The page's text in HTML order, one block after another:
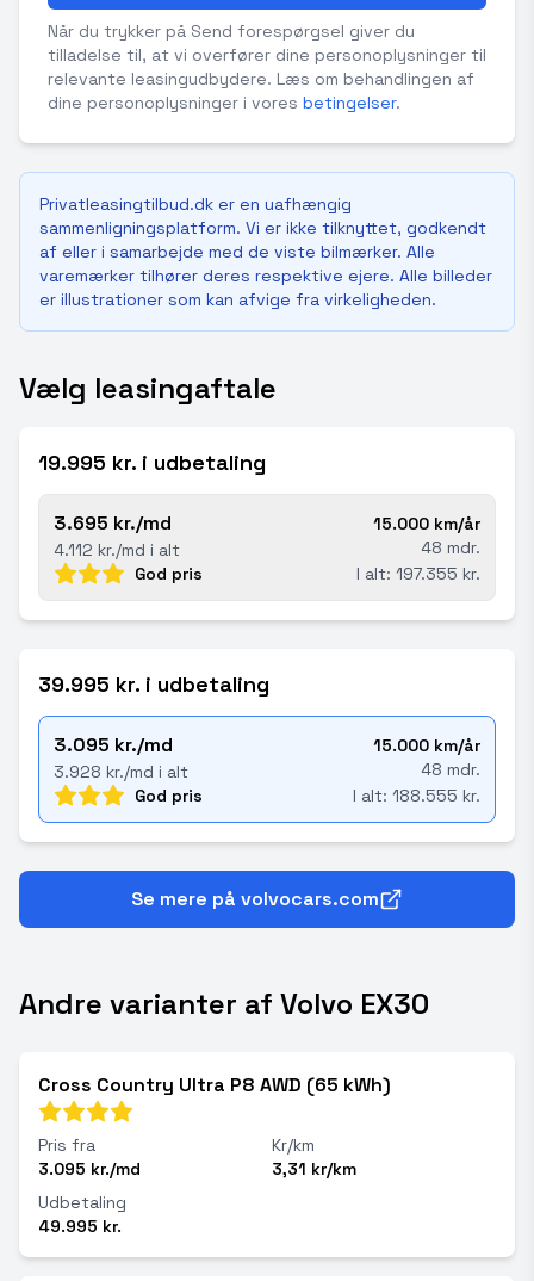
Når du trykker på Send forespørgsel giver du
tilladelse til, at vi overfører dine personoplysninger til
relevante leasingudbydere. Læs om behandlingen af
dine personoplysninger i vores betingelser.
Privatleasingtilbud.dk er en uafhængig
sammenligningsplatform. Vi er ikke tilknyttet, godkendt
af eller i samarbejde med de viste bilmærker. Alle
varemærker tilhører deres respektive ejere. Alle billeder
er illustrationer som kan afvige fra virkeligheden.
Vælg leasingaftale
19.995 kr. i udbetaling
3.695 kr./md
4.112 kr./md i alt
15.000 km/år
48 mdr.
God pris
I alt: 197.355 kr.
39.995 kr. i udbetaling
3.095 kr./md
3.928 kr./md i alt
15.000 km/år
48 mdr.
God pris
I alt: 188.555 kr.
Se mere på volvocars.com
Andre varianter af Volvo EX30
Cross Country Ultra P8 AWD (65 kWh)
Pris fra
3.095 kr./md
Kr/km
3,31 kr/km
Udbetaling
49.995 kr.